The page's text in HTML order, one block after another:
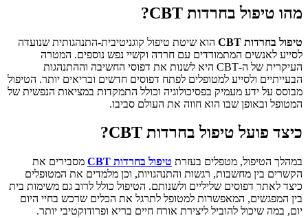
מהו טיפול בחרדות CBT?
טיפול בחרדות CBT
הוא שיטת טיפול קוגניטיבית-התנהגותית שנועדה
לסייע לאנשים המתמודדים עם חרדה וקשיי נפש נוספים. המטרה
העיקרית של ה-CBT היא לשנות את דפוסי החשיבה וההתנהגות
הבעייתיים ולסייע למטופלים לפתח דפוסים חדשים ובריאים יותר. הטיפול
מבוסס על ידע מעמיק בפסיכולוגיה וכולל התמקדות במציאות הנפשית של
המטופל ובאופן שבו הוא חווה את העולם סביבו.
כיצד פועל טיפול בחרדות CBT?
במהלך הטיפול, מטפלים בעזרת טיפול בחרדות CBT
מסבירים את
הקשרים בין מחשבות, רגשות והתנהגויות, וכן מלמדים את המטופלים
כיצד לאתר דפוסים שליליים ולשנותם. הטיפול כולל לרוב גם משימות בית
בין המפגשים, המאפשרות למטופל לתרגל את הכלים שרכש בחיי היום
יום, במה שיכול להוביל ליצירת אורח חיים בריא ופרודוקטיבי יותר.